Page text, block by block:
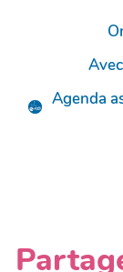
Aller au
Agenda